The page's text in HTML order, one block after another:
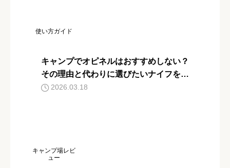
使い方ガイド
キャンプでオピネルはおすすめしない？
その理由と代わりに選びたいナイフを紹
介 2026.03.18
キャンプ場レビ
ュー